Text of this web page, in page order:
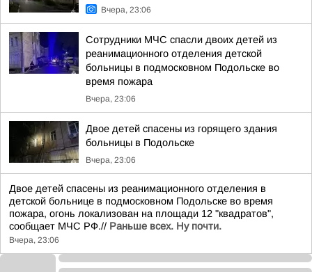
Вчера, 23:06
Сотрудники МЧС спасли двоих детей из
реанимационного отделения детской
больницы в подмосковном Подольске во
время пожара
Вчера, 23:06
Двое детей спасены из горящего здания
больницы в Подольске
Вчера, 23:06
Двое детей спасены из реанимационного отделения в
детской больнице в подмосковном Подольске во время
пожара, огонь локализован на площади 12 "квадратов",
сообщает МЧС РФ.// Раньше всех. Ну почти.
Вчера, 23:06